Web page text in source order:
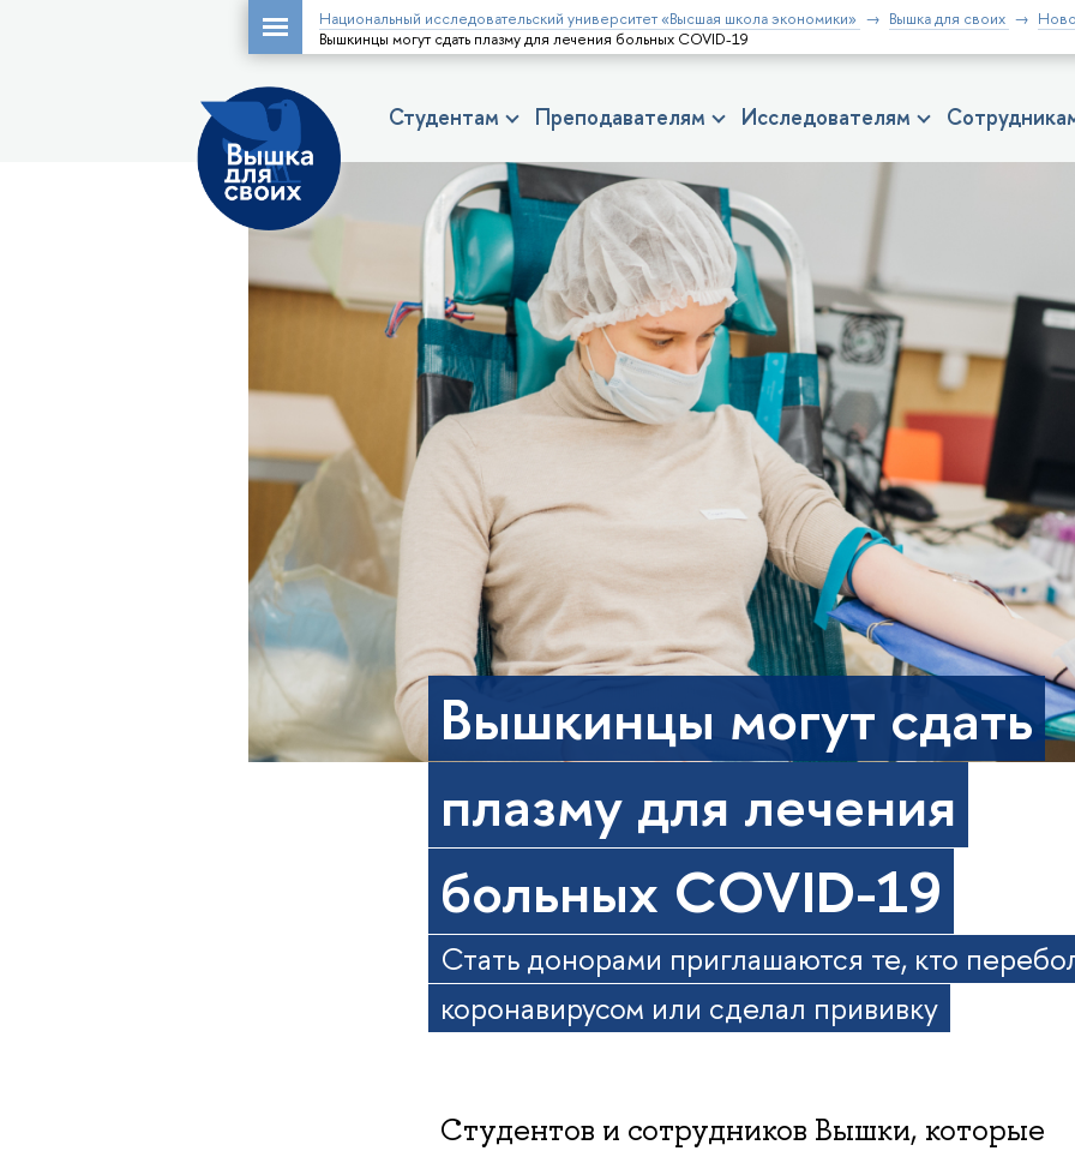
Национальный исследовательский университет «Высшая школа экономики» Вышка для своих
Вышкинцы могут сдать плазму для лечения больных COVID-19
Студентам Преподавателям Исследователям
Вышкинцы могут сдать
плазму для лечения
больных COVID-19
Стать донорами приглашаются те, кто
коронавирусом или сделал прививку
Студентов и сотрудников Вышки, которые